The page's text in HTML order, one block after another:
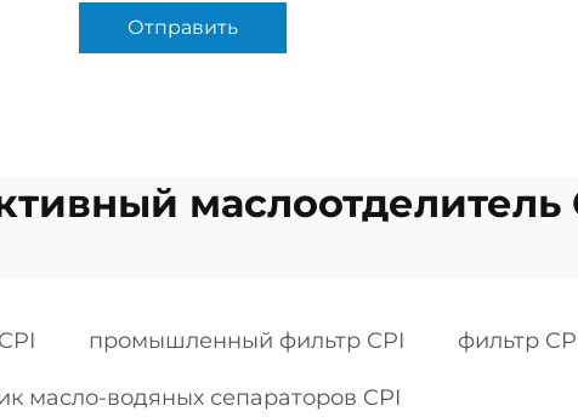
Отправить
маслоотделитель
промышленный фильтр CPI фильтр
масло-водяных сепараторов CPI